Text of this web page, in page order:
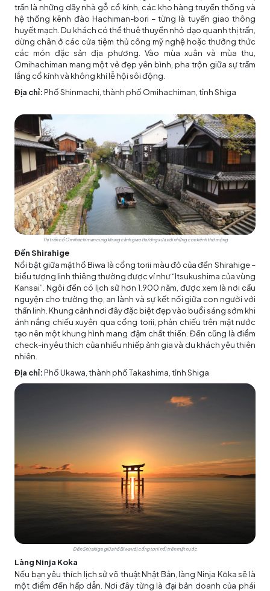
trấn là những dãy nhà gỗ cổ kính, các kho hàng truyền thống và
hệ thống kênh đào Hachiman-bori – từng là tuyến giao thông
huyết mạch. Du khách có thể thuê thuyền nhỏ dạo quanh thị trấn,
dừng chân ở các cửa tiệm thủ công mỹ nghệ hoặc thưởng thức
các món đặc sản địa phương. Vào mùa xuân và mùa thu,
Omihachiman mang một vẻ đẹp yên bình, pha trộn giữa sự trầm
lắng cổ kính và không khí lễ hội sôi động.
Địa chỉ:Phố Shinmachi, thành phố Omihachiman, tỉnh Shiga
Thị trấn cổ Omihachiman cùng khung cảnh giao thương xưa với những con kênh thơ mộng
Đền Shirahige
Nổi bật giữa mặt hồ Biwa là cổng torii màu đỏ của đền Shirahige –
biểu tượng linh thiêng thường được ví như “Itsukushima của vùng
Kansai”. Ngôi đền có lịch sử hơn 1.900 năm, được xem là nơi cầu
nguyện cho trường thọ, an lành và sự kết nối giữa con người với
thần linh. Khung cảnh nơi đây đặc biệt đẹp vào buổi sáng sớm khi
ánh nắng chiếu xuyên qua cổng torii, phản chiếu trên mặt nước
tạo nên một khung hình mang đậm chất thiền. Đền cũng là điểm
check-in yêu thích của nhiều nhiếp ảnh gia và du khách yêu thiên
nhiên.
Địa chỉ:Phố Ukawa, thành phố Takashima, tỉnh Shiga
Đền Shirahige giữa hồ Biwa với cổng torii nổi trên mặt nước
Làng Ninja Koka
Nếu bạn yêu thích lịch sử võ thuật Nhật Bản, làng Ninja Kōka sẽ là
một điểm đến hấp dẫn. Nơi đây từng là đại bản doanh của phái